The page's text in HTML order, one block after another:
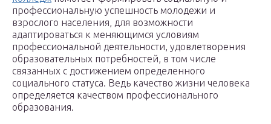
профессиональную успешность молодежи и
взрослого населения, для возможности
адаптироваться к меняющимся условиям
профессиональной деятельности, удовлетворения
образовательных потребностей, в том числе
связанных с достижением определенного
социального статуса. Ведь качество жизни человека
определяется качеством профессионального
образования.